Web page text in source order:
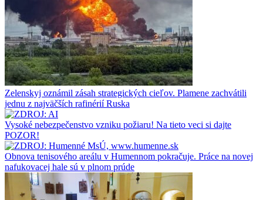
Zelenskyj oznámil zásah strategických cieľov. Plamene zachvátili
jednu z najväčších rafinérií Ruska
Vysoké nebezpečenstvo vzniku požiaru! Na tieto veci si dajte
POZOR!
Obnova tenisového areálu v Humennom pokračuje. Práce na novej
nafukovacej hale sú v plnom prúde